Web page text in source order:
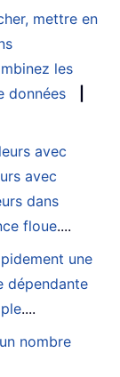
mettre en
les
données
avec
avec
dans
floue....
une
dépendante
....
nombre